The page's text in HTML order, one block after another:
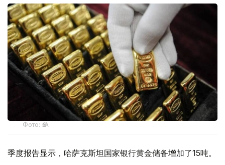
Фото: ӨзА
季度报告显示，哈萨克斯坦国家银行黄金储备增加了15吨。